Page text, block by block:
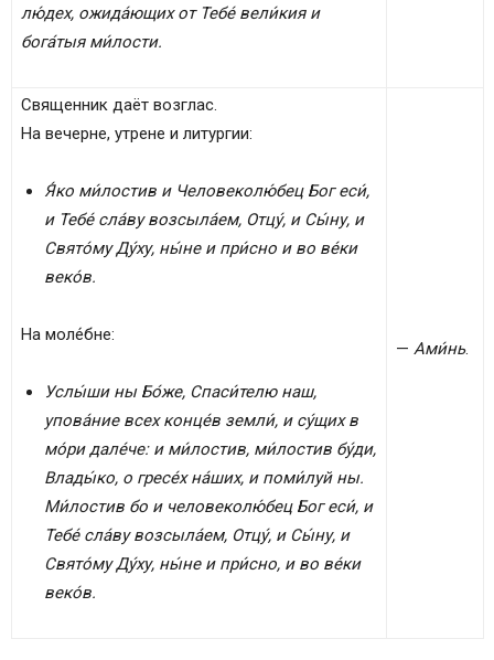
лю́дех, ожида́ющих от Тебе́ вели́кия и
бога́тыя ми́лости.
Священник даёт возглас.
На вечерне, утрене и литургии:
Я́ко ми́лостив и Человеколю́бец Бог еси́,
и Тебе́ сла́ву возсыла́ем, Отцу́, и Сы́ну, и
Свято́му Ду́ху, ны́не и при́сно и во ве́ки
веко́в.
На моле́бне:
Услы́ши ны Бо́же, Спаси́телю наш,
упова́ние всех конце́в земли́, и су́щих в
мо́ри дале́че: и ми́лостив, ми́лостив бу́ди,
Влады́ко, о гресе́х на́ших, и поми́луй ны.
Ми́лостив бо и человеколю́бец Бог еси́, и
Тебе́ сла́ву возсыла́ем, Отцу́, и Сы́ну, и
Свято́му Ду́ху, ны́не и при́сно, и во ве́ки
веко́в.
— Ами́нь.